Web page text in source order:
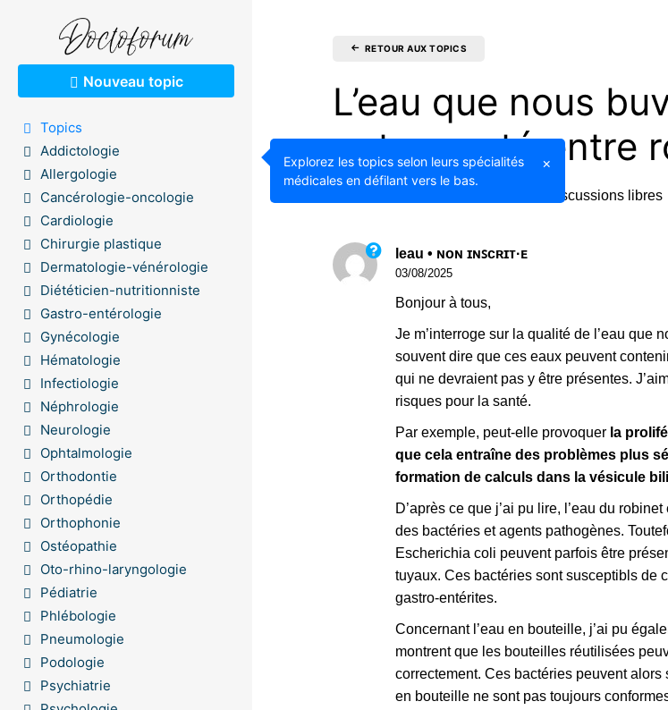
Nouveau topic
Topics
Addictologie
Allergologie
Cancérologie-oncologie
Cardiologie
Chirurgie plastique
Dermatologie-vénérologie
Diététicien-nutritionniste
Gastro-entérologie
Gynécologie
Hématologie
Infectiologie
Néphrologie
Neurologie
Ophtalmologie
Orthodontie
Orthopédie
Orthophonie
Ostéopathie
Oto-rhino-laryngologie
Pédiatrie
Phlébologie
Pneumologie
Podologie
Psychiatrie
RETOUR AUX TOPICS
L’eau que nous
notre santé entre
Discussions libres
leau • ɴᴏɴ ɪɴꜱᴄʀɪᴛ·ᴇ
03/08/2025
Bonjour à tous,
Je m’interroge sur la qualité de l’eau que
souvent dire que ces eaux peuvent
qui ne devraient pas y être présentes.
risques pour la santé.
Par exemple, peut-elle provoquer la
que cela entraîne des problèmes plus
formation de calculs dans la vésicule
D’après ce que j’ai pu lire, l’eau du
des bactéries et agents pathogènes.
Escherichia coli peuvent parfois être
tuyaux. Ces bactéries sont susceptibls de
gastro-entérites.
Concernant l’eau en bouteille, j’ai pu
montrent que les bouteilles réutilisées
correctement. Ces bactéries peuvent alors
en bouteille ne sont pas toujours
Explorez les topics selon leurs spécialités
médicales en défilant vers le bas.
×